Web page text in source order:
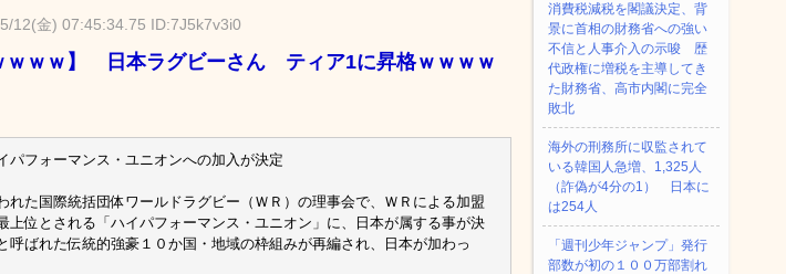
12(金) 07:45:34.75 ID:7J5k7v3i0
ｗｗｗ】 日本ラグビーさん ティア1に昇格ｗｗｗｗ
パフォーマンス・ユニオンへの加入が決定
れた国際統括団体ワールドラグビー（ＷＲ）の理事会で、ＷＲによる加盟
上位とされる「ハイパフォーマンス・ユニオン」に、日本が属する事が決
呼ばれた伝統的強豪１０か国・地域の枠組みが再編され、日本が加わっ
消費税減税を閣議決定、背
景に首相の財務省への強い
不信と人事介入の示唆 歴
代政権に増税を主導してき
た財務省、高市内閣に完全
敗北
海外の刑務所に収監されて
いる韓国人急増、1,325人
（詐偽が4分の1） 日本に
は254人
「週刊少年ジャンプ」発行
部数が初の１００万部割れ